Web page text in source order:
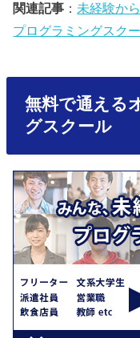
関連記事 ： 未経験か
プログラミングスク
無料で通える
グスクール